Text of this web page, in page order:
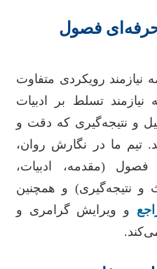
فصول
نیازمند رویکردی متفاوت
تسلط بر ادبیات
و نتیجه‌گیری که دقت و
تیم ما در نگارش روان،
(مقدمه، ادبیات،
و نتیجه‌گیری) و همچنین
و ویرایش گرامری و